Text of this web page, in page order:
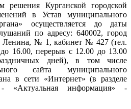
решения Курганской городской
в Устав муниципального
осуществляется до даты
по адресу: 640002, город
№ 1, кабинет № 427 (тел.
16.00, перерыв с 12.00 до 13.00
дней), в том числе
сайта муниципального
в сети «Интернет» (в разделе
«Актуальная информация» -